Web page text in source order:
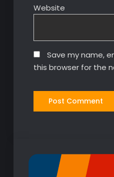
Website
Save my name,
this browser for the